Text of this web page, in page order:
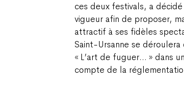
ces deux festivals, a
vigueur afin de proposer,
attractif à ses fidèles
Saint-Ursanne se
« L’art de fuguer… » dans
compte de la